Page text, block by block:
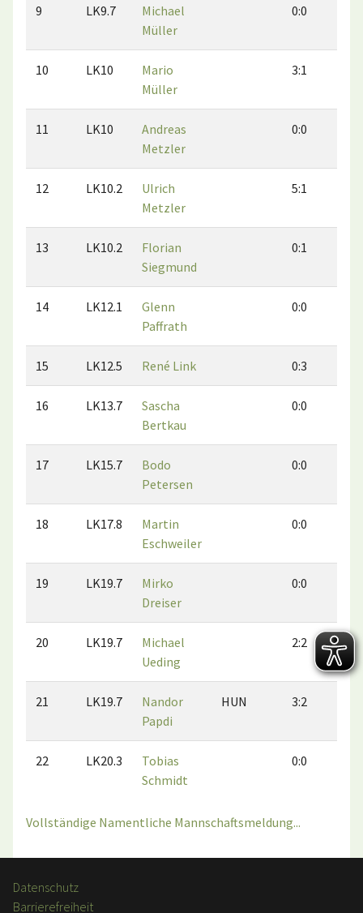
9 LK9.7
Michael
Müller
0:0
10 LK10
Mario
Müller
3:1
11 LK10
Andreas
Metzler
0:0
12 LK10.2
Ulrich
Metzler
5:1
13 LK10.2
Florian
Siegmund
0:1
14 LK12.1
Glenn
Paffrath
0:0
15 LK12.5 René Link 0:3
16 LK13.7
Sascha
Bertkau
0:0
17 LK15.7
Bodo
Petersen
0:0
18 LK17.8
Martin
Eschweiler
0:0
19 LK19.7
Mirko
Dreiser
0:0
20 LK19.7
Michael
Ueding
2:2
21 LK19.7
Nandor
Papdi
HUN 3:2
22 LK20.3
Tobias
Schmidt
0:0
Vollständige Namentliche Mannschaftsmeldung...
Datenschutz
Barrierefreiheit